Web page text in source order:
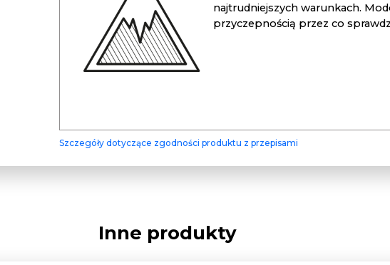
najtrudniejszych warunkach.
przyczepnością przez co
Szczegóły dotyczące zgodności produktu z przepisami
Inne produkty